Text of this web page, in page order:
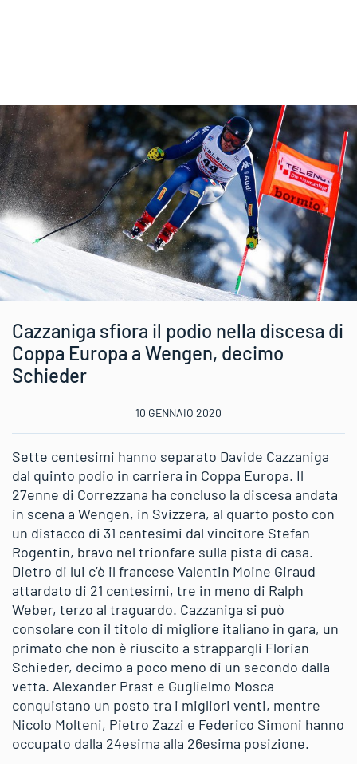
Cazzaniga sfiora il podio nella discesa di
Coppa Europa a Wengen, decimo
Schieder
10 GENNAIO 2020
Sette centesimi hanno separato Davide Cazzaniga
dal quinto podio in carriera in Coppa Europa. Il
27enne di Correzzana ha concluso la discesa andata
in scena a Wengen, in Svizzera, al quarto posto con
un distacco di 31 centesimi dal vincitore Stefan
Rogentin, bravo nel trionfare sulla pista di casa.
Dietro di lui c’è il francese Valentin Moine Giraud
attardato di 21 centesimi, tre in meno di Ralph
Weber, terzo al traguardo. Cazzaniga si può
consolare con il titolo di migliore italiano in gara, un
primato che non è riuscito a strappargli Florian
Schieder, decimo a poco meno di un secondo dalla
vetta. Alexander Prast e Guglielmo Mosca
conquistano un posto tra i migliori venti, mentre
Nicolo Molteni, Pietro Zazzi e Federico Simoni hanno
occupato dalla 24esima alla 26esima posizione.